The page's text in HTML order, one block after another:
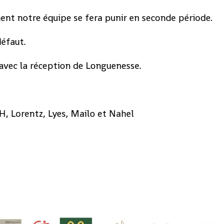
notre équipe se fera punir en seconde période.
la réception de Longuenesse.
Lorentz, Lyes, Mailo et Nahel